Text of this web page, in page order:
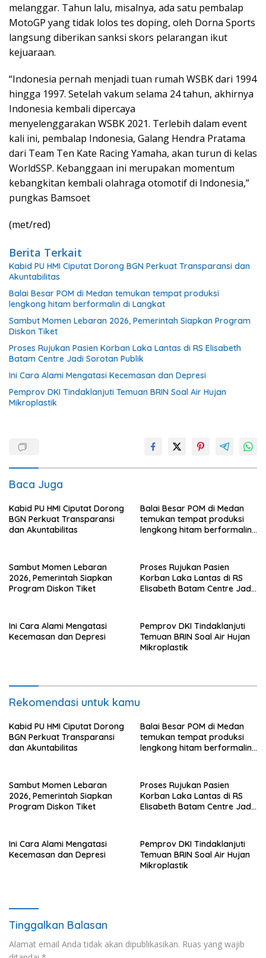
melanggar. Tahun lalu, misalnya, ada satu pembalap
MotoGP yang tidak lolos tes doping, oleh Dorna Sports
langsung diberikan sanksi skors pelarangan ikut
kejuaraan.
“Indonesia pernah menjadi tuan rumah WSBK dari 1994
hingga 1997. Setelah vakum selama 24 tahun, akhirnya
Indonesia kembali dipercaya
menyelenggarakan WSBK 2021. Terlebih dalam event
kali ini, pembalap Indonesia, Galang Hendra Pratama
dari Team Ten Kate Racing Yamaha, akan turun di kelas
WorldSSP. Kebanggaan ini merupakan momentum
kebangkitan kembali olahraga otomotif di Indonesia,”
pungkas Bamsoet
(met/red)
Berita Terkait
Kabid PU HMI Ciputat Dorong BGN Perkuat Transparansi dan
Akuntabilitas
Balai Besar POM di Medan temukan tempat produksi
lengkong hitam berformalin di Langkat
Sambut Momen Lebaran 2026, Pemerintah Siapkan Program
Diskon Tiket
Proses Rujukan Pasien Korban Laka Lantas di RS Elisabeth
Batam Centre Jadi Sorotan Publik
Ini Cara Alami Mengatasi Kecemasan dan Depresi
Pemprov DKI Tindaklanjuti Temuan BRIN Soal Air Hujan
Mikroplastik
Baca Juga
Kabid PU HMI Ciputat Dorong
BGN Perkuat Transparansi
dan Akuntabilitas
Balai Besar POM di Medan
temukan tempat produksi
lengkong hitam berformalin
Sambut Momen Lebaran
2026, Pemerintah Siapkan
Program Diskon Tiket
Proses Rujukan Pasien
Korban Laka Lantas di RS
Elisabeth Batam Centre Jadi
Ini Cara Alami Mengatasi
Kecemasan dan Depresi
Pemprov DKI Tindaklanjuti
Temuan BRIN Soal Air Hujan
Mikroplastik
Rekomendasi untuk kamu
Kabid PU HMI Ciputat Dorong
BGN Perkuat Transparansi
dan Akuntabilitas
Balai Besar POM di Medan
temukan tempat produksi
lengkong hitam berformalin
Sambut Momen Lebaran
2026, Pemerintah Siapkan
Program Diskon Tiket
Proses Rujukan Pasien
Korban Laka Lantas di RS
Elisabeth Batam Centre Jadi
Ini Cara Alami Mengatasi
Kecemasan dan Depresi
Pemprov DKI Tindaklanjuti
Temuan BRIN Soal Air Hujan
Mikroplastik
Tinggalkan Balasan
Alamat email Anda tidak akan dipublikasikan. Ruas yang wajib